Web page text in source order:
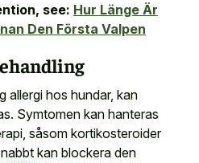
see: Hur Länge Är
Den Första Valpen
allergi hos hundar, kan
Symtomen kan hanteras
såsom kortikosteroider
kan blockera den